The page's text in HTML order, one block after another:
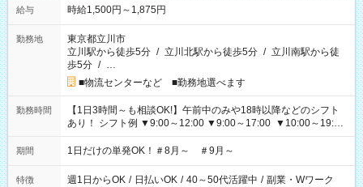
給与 時給1,500円～1,875円
勤務地
東京都立川市
立川駅から徒歩5分 / 立川北駅から徒歩5分 / 立川南駅から徒
歩5分 / …
■物流センターなど ■勤務地選べます
勤務時間
【1日3時間～も相談OK!】午前中のみや18時以降などのシフト
あり！ シフト例 ▼9:00～12:00 ▼9:00～17:00 ▼10:00～19:00
▼18:00～21:00
期間 1日だけの単発OK！＃8月～ ＃9月～
特徴 週1日からOK / 日払いOK / 40～50代活躍中 / 副業・Wワーク